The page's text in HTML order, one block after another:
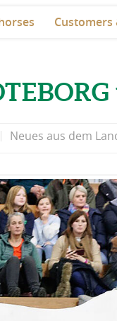
Customers
Neues aus dem